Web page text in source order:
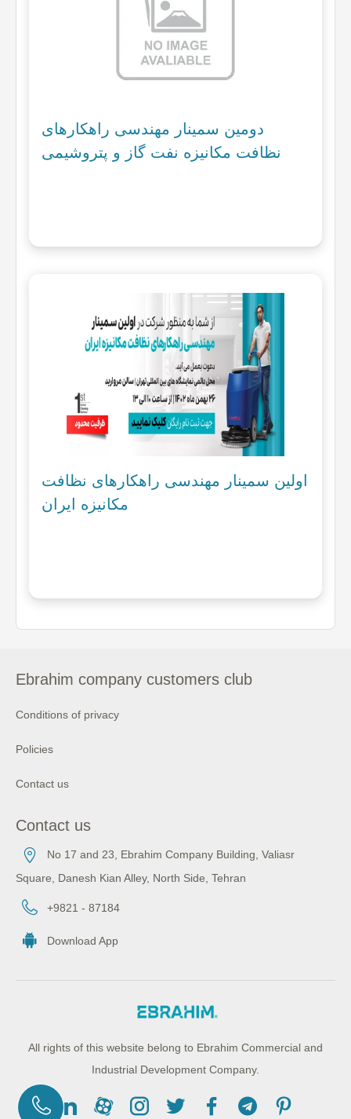
دومین سمینار مهندسی راهکارهای
نظافت مکانیزه نفت گاز و پتروشیمی
اولین سمینار مهندسی راهکارهای نظافت
مکانیزه ایران
Ebrahim company customers club
Conditions of privacy
Policies
Contact us
Contact us
No 17 and 23, Ebrahim Company Building, Valiasr
Square, Danesh Kian Alley, North Side, Tehran
+9821 - 87184
Download App
All rights of this website belong to Ebrahim Commercial and
Industrial Development Company.